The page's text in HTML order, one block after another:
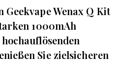
Geekvape Wenax Q Kit
1000mAh
Sie zielsicheren